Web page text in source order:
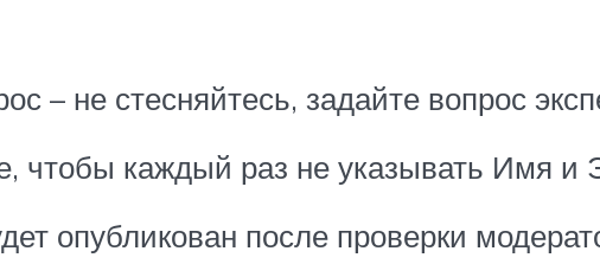
– не стесняйтесь, задайте вопрос
чтобы каждый раз не указывать Имя и
опубликован после проверки